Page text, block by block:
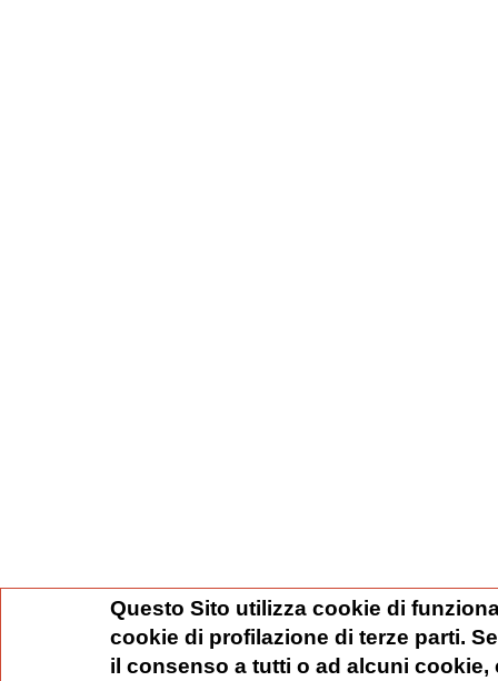
Questo Sito utilizza cookie di
cookie di profilazione di terze parti.
il consenso a tutti o ad alcuni